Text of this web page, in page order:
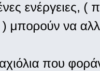
ενέργειες,
) μπορούν να
που